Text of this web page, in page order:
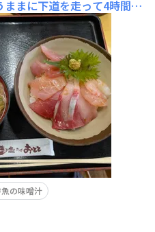
まに下道を走って4時間で
驚愕したのは 魚の味噌汁
このお値段 近所にあったら
魚の味噌汁